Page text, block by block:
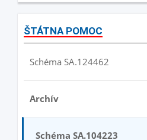
ŠTÁTNA POMOC
Schéma SA.124462
Archív
Schéma SA.104223